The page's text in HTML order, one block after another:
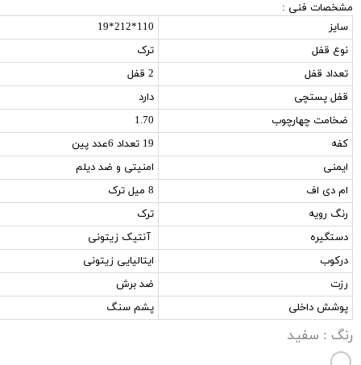
مشخصات فنی :
سایز
110*212*19
نوع قفل
ترک
تعداد قفل
2 قفل
قفل پستچی
دارد
ضخامت چهارچوب
1.70
کفه
19 تعداد 6عدد پین
ایمنی
امنیتی و ضد دیلم
ام دی اف
8 میل ترک
رنگ رویه
ترک
دستگیره
آنتیک زیتونی
درکوب
ایتالیایی زیتونی
رزت
ضد برش
پوشش داخلی
پشم سنگ
رنگ : سفید